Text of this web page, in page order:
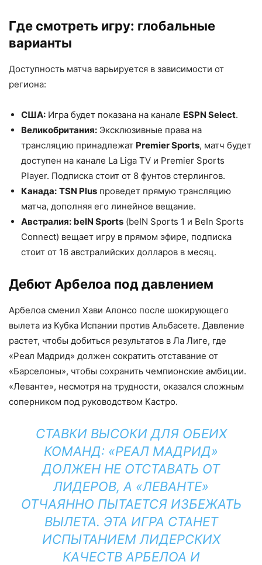
Где смотреть игру: глобальные
варианты
Доступность матча варьируется в зависимости от
региона:
США: Игра будет показана на канале ESPN Select.
Великобритания: Эксклюзивные права на
трансляцию принадлежат Premier Sports, матч будет
доступен на канале La Liga TV и Premier Sports
Player. Подписка стоит от 8 фунтов стерлингов.
Канада: TSN Plus проведет прямую трансляцию
матча, дополняя его линейное вещание.
Австралия: beIN Sports (beIN Sports 1 и BeIn Sports
Connect) вещает игру в прямом эфире, подписка
стоит от 16 австралийских долларов в месяц.
Дебют Арбелоа под давлением
Арбелоа сменил Хави Алонсо после шокирующего
вылета из Кубка Испании против Альбасете. Давление
растет, чтобы добиться результатов в Ла Лиге, где
«Реал Мадрид» должен сократить отставание от
«Барселоны», чтобы сохранить чемпионские амбиции.
«Леванте», несмотря на трудности, оказался сложным
соперником под руководством Кастро.
СТАВКИ ВЫСОКИ ДЛЯ ОБЕИХ
КОМАНД: «РЕАЛ МАДРИД»
ДОЛЖЕН НЕ ОТСТАВАТЬ ОТ
ЛИДЕРОВ, А «ЛЕВАНТЕ»
ОТЧАЯННО ПЫТАЕТСЯ ИЗБЕЖАТЬ
ВЫЛЕТА. ЭТА ИГРА СТАНЕТ
ИСПЫТАНИЕМ ЛИДЕРСКИХ
КАЧЕСТВ АРБЕЛОА И